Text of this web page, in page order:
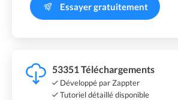
Essayer gratuitement
53351 Téléchargements
Développé par Zappter
Tutoriel détaillé disponible